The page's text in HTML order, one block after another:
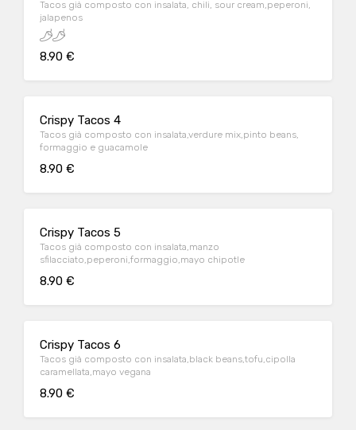
Tacos già composto con insalata, chili, sour cream,peperoni,
jalapenos
8.90 €
Crispy Tacos 4
Tacos già composto con insalata,verdure mix,pinto beans,
formaggio e guacamole
8.90 €
Crispy Tacos 5
Tacos già composto con insalata,manzo
sfilacciato,peperoni,formaggio,mayo chipotle
8.90 €
Crispy Tacos 6
Tacos già composto con insalata,black beans,tofu,cipolla
caramellata,mayo vegana
8.90 €